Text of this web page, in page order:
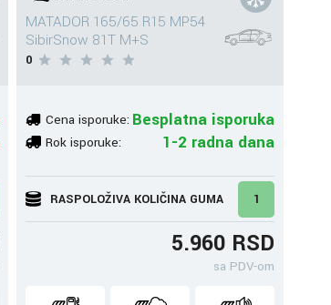
MATADOR 165/65 R15 MP54
SibirSnow 81T M+S
0
Cena isporuke: Besplatna isporuka
Rok isporuke: 1-2 radna dana
RASPOLOŽIVA KOLIČINA GUMA 1
5.960 RSD
sa PDV-om